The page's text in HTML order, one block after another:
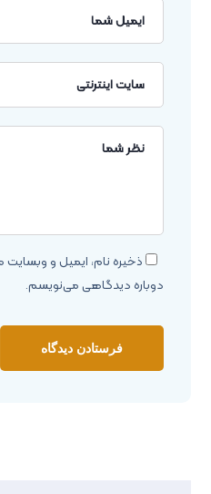
ذخیره نام، ایمیل و وبسایت
دوباره دیدگاهی می‌نویسم.